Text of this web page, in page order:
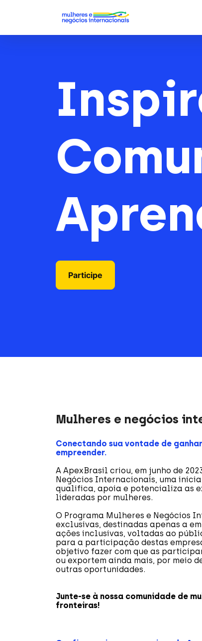
Participe
Mulheres e negócios
Conectando sua vontade de
empreender.
A ApexBrasil criou, em junho de
Negócios Internacionais, uma
qualifica, apoia e potencializa as
lideradas por mulheres.
O Programa Mulheres e Negócios
exclusivas, destinadas apenas a
ações inclusivas, voltadas ao
para a participação destas
objetivo fazer com que as
ou exportem ainda mais, por meio
outras oportunidades.
Junte-se à nossa comunidade de
fronteiras!